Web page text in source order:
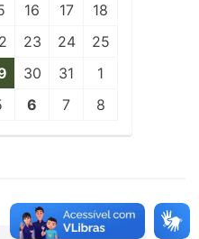
16 17
18
23 24
25
30 31
1
6 7 8
Edição: